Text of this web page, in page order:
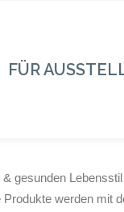
FÜR
gesunden
werden mit